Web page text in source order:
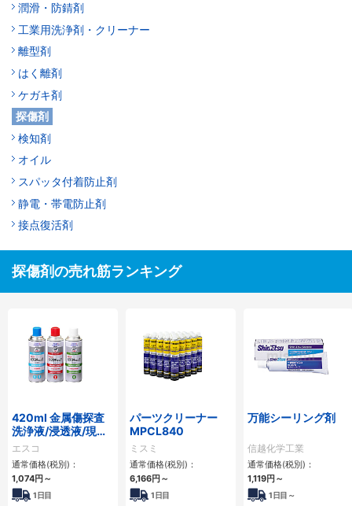
潤滑・防錆剤
工業用洗浄剤・クリーナー
離型剤
はく離剤
ケガキ剤
探傷剤
検知剤
オイル
スパッタ付着防止剤
静電・帯電防止剤
接点復活剤
探傷剤の売れ筋ランキング
420ml 金属傷探査
洗浄液/浸透液/現像
液
エスコ
通常価格(税別)：
1,074円～
1日目
パーツクリーナー
MPCL840
ミスミ
通常価格(税別)：
6,166円～
1日目
万能シーリング剤
信越化学工業
通常価格(税別)：
1,119円～
1日目～